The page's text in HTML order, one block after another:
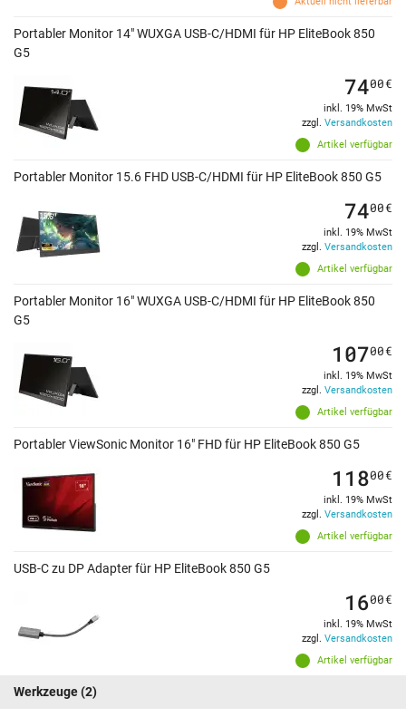
Portabler Monitor 14" WUXGA USB-C/HDMI für HP EliteBook 850
G5
Artikel verfügbar
7400€
inkl. 19% MwSt
zzgl. Versandkosten
Portabler Monitor 15.6 FHD USB-C/HDMI für HP EliteBook 850 G5
Artikel verfügbar
7400€
inkl. 19% MwSt
zzgl. Versandkosten
Portabler Monitor 16" WUXGA USB-C/HDMI für HP EliteBook 850
G5
Artikel verfügbar
10700€
inkl. 19% MwSt
zzgl. Versandkosten
Portabler ViewSonic Monitor 16" FHD für HP EliteBook 850 G5
Artikel verfügbar
11800€
inkl. 19% MwSt
zzgl. Versandkosten
USB-C zu DP Adapter für HP EliteBook 850 G5
Artikel verfügbar
1600€
inkl. 19% MwSt
zzgl. Versandkosten
Werkzeuge(2)